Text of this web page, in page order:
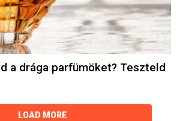
a drága parfümöket? Teszteld
LOAD MORE